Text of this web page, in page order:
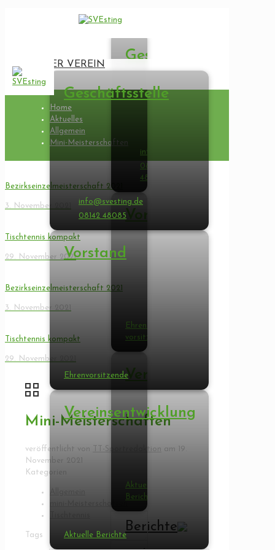
UNSER
VEREIN
Geschäftsstelle
info@svesting.de
08142
48085
Vorstand
Ehren­
vorsitzende
Vereinsentwicklung
Aktuelle
Berichte
Berichte
UNSER VEREIN
Geschäftsstelle
info@svesting.de
08142 48085
Vorstand
Ehren­vorsitzende
Vereinsentwicklung
Aktuelle Berichte
Home
Aktuelles
Allgemein
Mini-Meisterschaften
Bezirkseinzelmeisterschaft 2021
3. November 2021
Tischtennis kompakt
29. November 2021
Bezirkseinzelmeisterschaft 2021
3. November 2021
Tischtennis kompakt
29. November 2021
Mini-Meisterschaften
veröffentlicht von TT-Sportredaktion am
19.
November 2021
Kategorien
Tags